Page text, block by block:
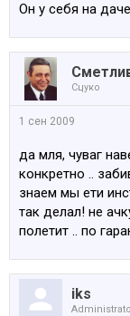
Он у себя на
Сцуко
1 сен 2009
да мля, чуваг
конкретно ..
знаем мы ети
так делал! не
полетит .. по
iks